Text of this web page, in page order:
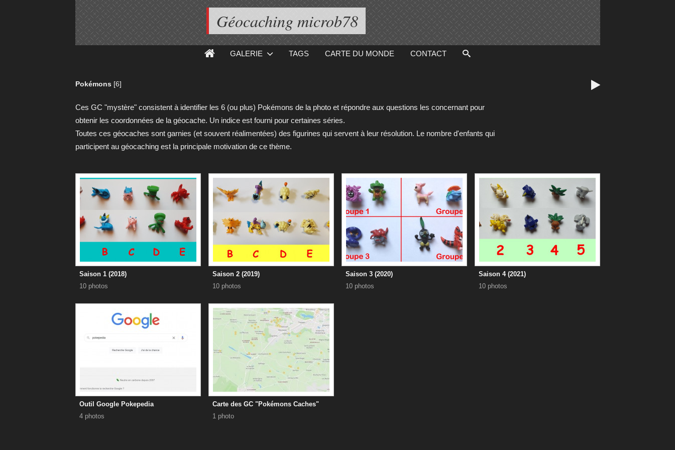
Géocaching microb78
GALERIE TAGS CARTE DU MONDE CONTACT
Pokémons [6] 
Ces GC "mystère" consistent à identifier les 6 (ou plus) Pokémons de la photo et répondre aux questions les concernant pour
obtenir les coordonnées de la géocache. Un indice est fourni pour certaines séries.
Toutes ces géocaches sont garnies (et souvent réalimentées) des figurines qui servent à leur résolution. Le nombre d'enfants qui
participent au géocaching est la principale motivation de ce thème.
Saison 1 (2018)
10 photos
Saison 2 (2019)
10 photos
Saison 3 (2020)
10 photos
Saison 4 (2021)
10 photos
Outil Google Pokepedia
4 photos
Carte des GC "Pokémons Caches"
1 photo